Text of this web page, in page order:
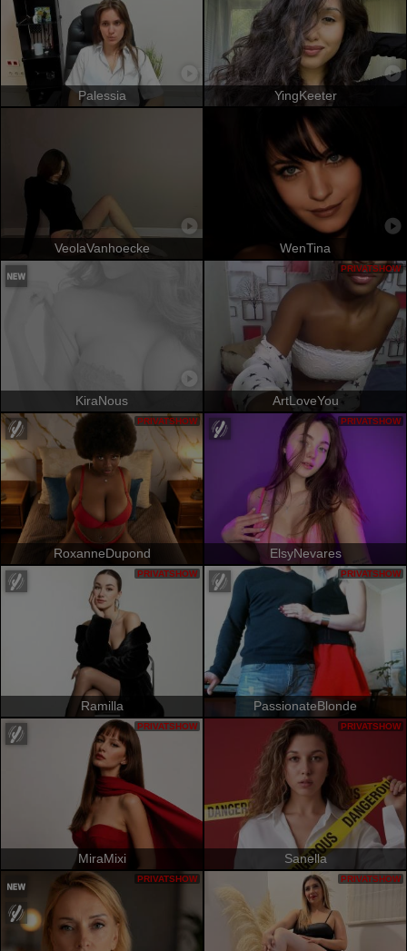
Palessia YingKeeter
VeolaVanhoecke WenTina
KiraNous ArtLoveYou
PRIVATSHOW
RoxanneDupond
PRIVATSHOW
ElsyNevares
PRIVATSHOW
Ramilla
PRIVATSHOW
PassionateBlonde
PRIVATSHOW
MiraMixi
PRIVATSHOW
Sanella
PRIVATSHOW
PRIVATSHOW PRIVATSHOW